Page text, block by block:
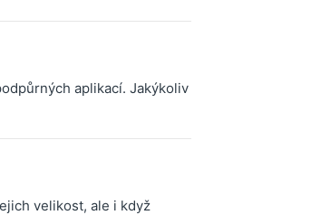
aplikací. Jakýkoliv
velikost, ale i když